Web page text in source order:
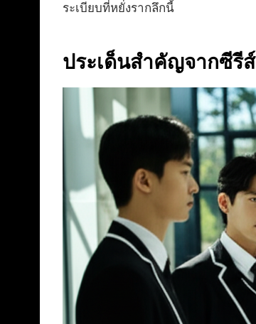
ระเบียบที่หยั่งรากลึกนี้
ประเด็นสำคัญจากซีรีส์